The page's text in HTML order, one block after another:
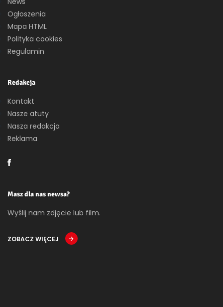
Ogłoszenia
Mapa HTML
Polityka cookies
Regulamin
Redakcja
Kontakt
Nasze atuty
Nasza redakcja
Reklama
Masz dla nas newsa?
Wyślij nam zdjęcie lub film.
ZOBACZ WIĘCEJ